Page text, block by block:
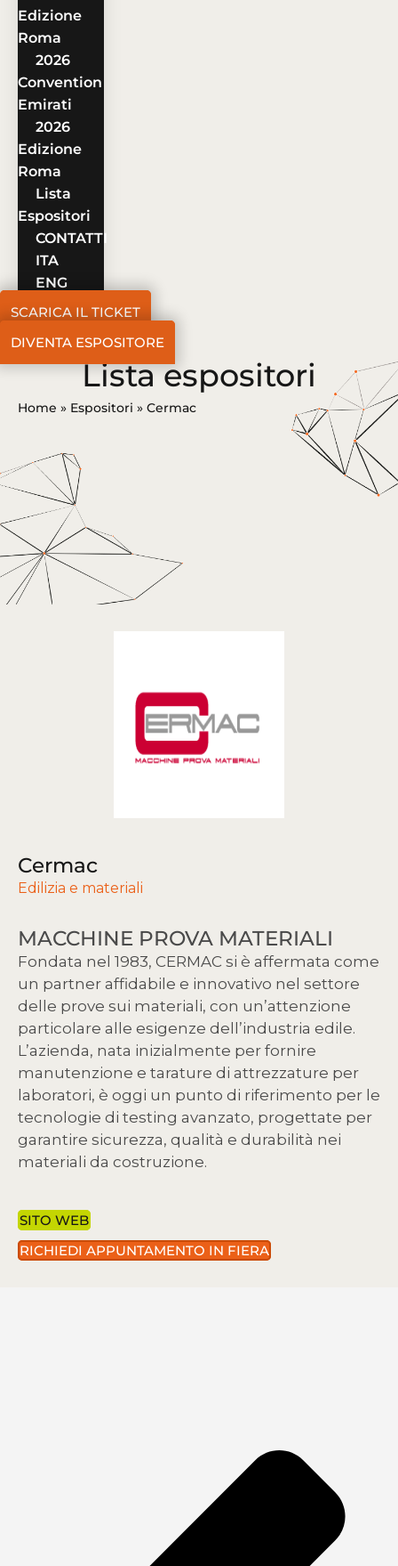
Edizione
Roma
2026
Convention
Emirati
2026
Edizione
Roma
Lista
Espositori
CONTATTI
ITA
ENG
SCARICA IL TICKET
DIVENTA ESPOSITORE
Lista espositori
Home » Espositori » Cermac
Cermac
Edilizia e materiali
MACCHINE PROVA MATERIALI
Fondata nel 1983, CERMAC si è affermata come
un partner affidabile e innovativo nel settore
delle prove sui materiali, con un’attenzione
particolare alle esigenze dell’industria edile.
L’azienda, nata inizialmente per fornire
manutenzione e tarature di attrezzature per
laboratori, è oggi un punto di riferimento per le
tecnologie di testing avanzato, progettate per
garantire sicurezza, qualità e durabilità nei
materiali da costruzione.
SITO WEB
RICHIEDI APPUNTAMENTO IN FIERA